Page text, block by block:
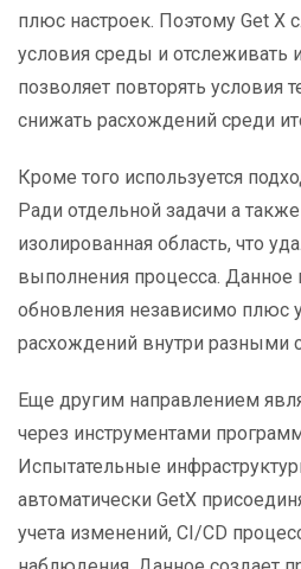
плюс настроек. Поэтому Get X
условия среды и отслеживать
позволяет повторять условия
снижать расхождений среди
Кроме того используется
Ради отдельной задачи а
изолированная область, что
выполнения процесса. Данное
обновления независимо плюс
расхождений внутри разными
Еще другим направлением
через инструментами
Испытательные
автоматически GetX
учета изменений, CI/CD